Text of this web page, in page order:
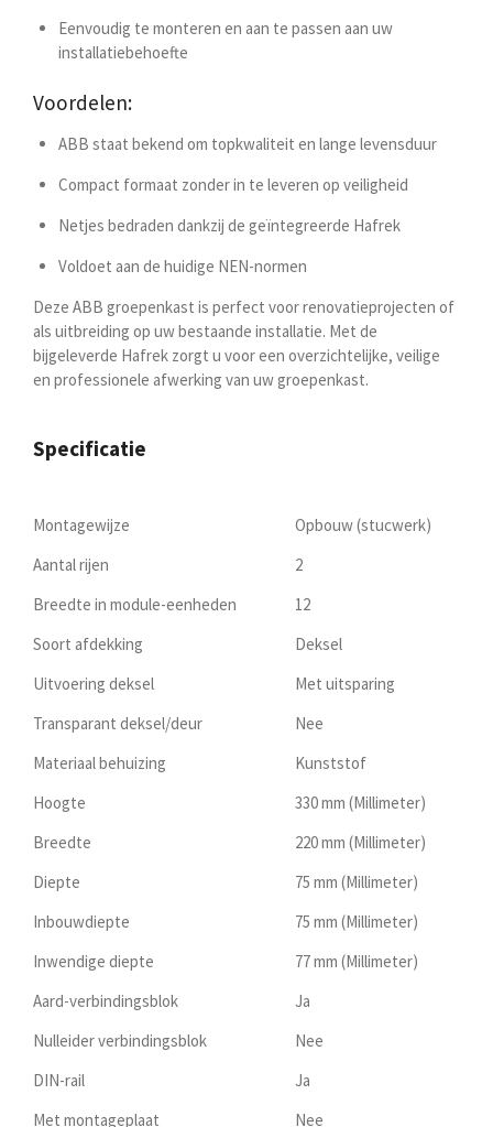
Eenvoudig te monteren en aan te passen aan uw
installatiebehoefte
Voordelen:
ABB staat bekend om topkwaliteit en lange levensduur
Compact formaat zonder in te leveren op veiligheid
Netjes bedraden dankzij de geïntegreerde Hafrek
Voldoet aan de huidige NEN-normen
Deze ABB groepenkast is perfect voor renovatieprojecten of
als uitbreiding op uw bestaande installatie. Met de
bijgeleverde Hafrek zorgt u voor een overzichtelijke, veilige
en professionele afwerking van uw groepenkast.
Specificatie
Montagewijze
Opbouw (stucwerk)
Aantal rijen
2
Breedte in module-eenheden
12
Soort afdekking
Deksel
Uitvoering deksel
Met uitsparing
Transparant deksel/deur
Nee
Materiaal behuizing
Kunststof
Hoogte
330 mm (Millimeter)
Breedte
220 mm (Millimeter)
Diepte
75 mm (Millimeter)
Inbouwdiepte
75 mm (Millimeter)
Inwendige diepte
77 mm (Millimeter)
Aard-verbindingsblok
Ja
Nulleider verbindingsblok
Nee
DIN-rail
Ja
Met montageplaat
Nee